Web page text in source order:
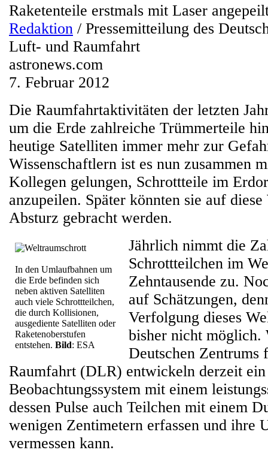
Raketenteile erstmals mit Laser
Redaktion / Pressemitteilung des
Luft- und Raumfahrt
astronews.com
7. Februar 2012
Die Raumfahrtaktivitäten der letzten
um die Erde zahlreiche Trümmerteile
heutige Satelliten immer mehr zur
Wissenschaftlern ist es nun zusammen
Kollegen gelungen, Schrottteile im
anzupeilen. Später könnten sie auf
Absturz gebracht werden.
In den Umlaufbahnen um
die Erde befinden sich
neben aktiven Satelliten
auch viele Schrottteilchen,
die durch Kollisionen,
ausgediente Satelliten oder
Raketenoberstufen
entstehen. Bild: ESA
Jährlich nimmt die
Schrottteilchen im
Zehntausende zu.
auf Schätzungen,
Verfolgung dieses
bisher nicht möglich.
Deutschen
Raumfahrt (DLR) entwickeln derzeit ein
Beobachtungssystem mit einem
dessen Pulse auch Teilchen mit einem
wenigen Zentimetern erfassen und ihre
vermessen kann.